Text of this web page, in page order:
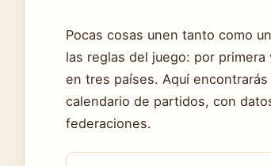
Pocas cosas unen tanto como
las reglas del juego: por
en tres países. Aquí
calendario de partidos, con
federaciones.